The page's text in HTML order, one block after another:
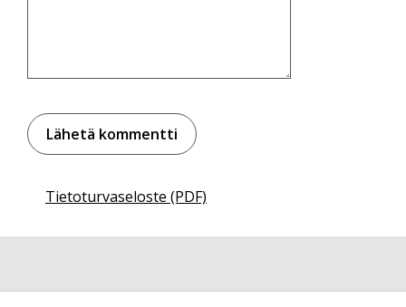
Tietoturvaseloste (PDF)